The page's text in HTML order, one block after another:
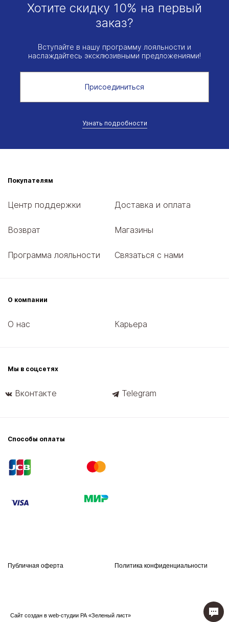
Хотите скидку 10% на первый
заказ?
Вступайте в нашу программу лояльности и
наслаждайтесь эксклюзивными предложениями!
Присоединиться
Узнать подробности
Покупателям
Центр поддержки Доставка и оплата
Возврат Магазины
Программа лояльности Связаться с нами
О компании
О нас Карьера
Мы в соцсетях
Вконтакте Telegram
Способы оплаты
Публичная оферта Политика конфиденциальности
Сайт создан в web-студии РА «Зеленый лист»